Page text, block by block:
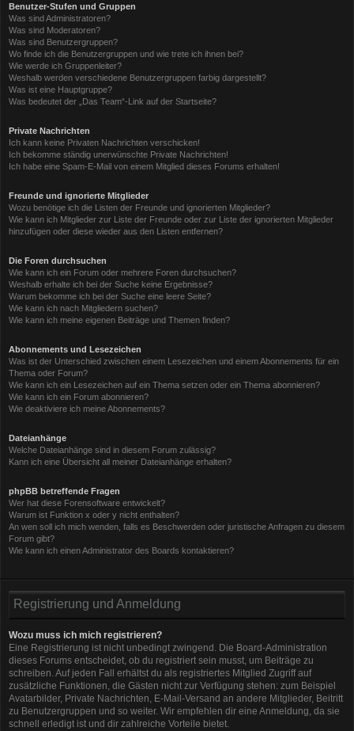
Benutzer-Stufen und Gruppen
Was sind Administratoren?
Was sind Moderatoren?
Was sind Benutzergruppen?
Wo finde ich die Benutzergruppen und wie trete ich ihnen bei?
Wie werde ich Gruppenleiter?
Weshalb werden verschiedene Benutzergruppen farbig dargestellt?
Was ist eine Hauptgruppe?
Was bedeutet der „Das Team“-Link auf der Startseite?
Private Nachrichten
Ich kann keine Privaten Nachrichten verschicken!
Ich bekomme ständig unerwünschte Private Nachrichten!
Ich habe eine Spam-E-Mail von einem Mitglied dieses Forums erhalten!
Freunde und ignorierte Mitglieder
Wozu benötige ich die Listen der Freunde und ignorierten Mitglieder?
Wie kann ich Mitglieder zur Liste der Freunde oder zur Liste der ignorierten Mitglieder
hinzufügen oder diese wieder aus den Listen entfernen?
Die Foren durchsuchen
Wie kann ich ein Forum oder mehrere Foren durchsuchen?
Weshalb erhalte ich bei der Suche keine Ergebnisse?
Warum bekomme ich bei der Suche eine leere Seite?
Wie kann ich nach Mitgliedern suchen?
Wie kann ich meine eigenen Beiträge und Themen finden?
Abonnements und Lesezeichen
Was ist der Unterschied zwischen einem Lesezeichen und einem Abonnements für ein
Thema oder Forum?
Wie kann ich ein Lesezeichen auf ein Thema setzen oder ein Thema abonnieren?
Wie kann ich ein Forum abonnieren?
Wie deaktiviere ich meine Abonnements?
Dateianhänge
Welche Dateianhänge sind in diesem Forum zulässig?
Kann ich eine Übersicht all meiner Dateianhänge erhalten?
phpBB betreffende Fragen
Wer hat diese Forensoftware entwickelt?
Warum ist Funktion x oder y nicht enthalten?
An wen soll ich mich wenden, falls es Beschwerden oder juristische Anfragen zu diesem
Forum gibt?
Wie kann ich einen Administrator des Boards kontaktieren?
Registrierung und Anmeldung
Wozu muss ich mich registrieren?
Eine Registrierung ist nicht unbedingt zwingend. Die Board-Administration
dieses Forums entscheidet, ob du registriert sein musst, um Beiträge zu
schreiben. Auf jeden Fall erhältst du als registriertes Mitglied Zugriff auf
zusätzliche Funktionen, die Gästen nicht zur Verfügung stehen: zum Beispiel
Avatarbilder, Private Nachrichten, E-Mail-Versand an andere Mitglieder, Beitritt
zu Benutzergruppen und so weiter. Wir empfehlen dir eine Anmeldung, da sie
schnell erledigt ist und dir zahlreiche Vorteile bietet.